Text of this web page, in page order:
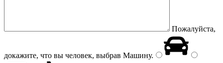
Пожалуйста,
докажите, что вы человек, выбрав Машину.